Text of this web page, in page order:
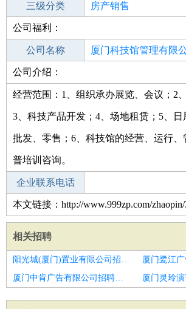
二级分类 房地产
三级分类 房产销售
其他行业
公司福利：
公司名称 厦门科技馆管理有限
公司类型
人独资)
公司介绍：
经营范围：1、组织承办展览、会议；2
3、科技产品开发；4、场地租赁；5、
批发、零售；6、科技馆的经营、运行
普培训咨询。
企业联系电话
本文链接：http://www.999zp.com/zhaopin/
相关招聘
阳光城(厦门)置业有限公司招聘住商招销售月收入轻松过万包住宿
厦门中肯广告有限公司招聘高薪诚聘房产销售经纪人